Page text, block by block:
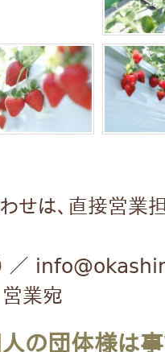
せは、直接営業
／
業宛
の団体様は